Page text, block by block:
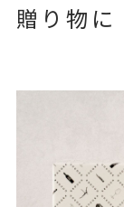
贈り物に